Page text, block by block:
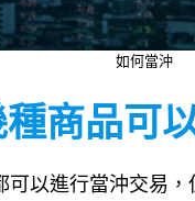
如何當沖
商品可
以進行當沖交易